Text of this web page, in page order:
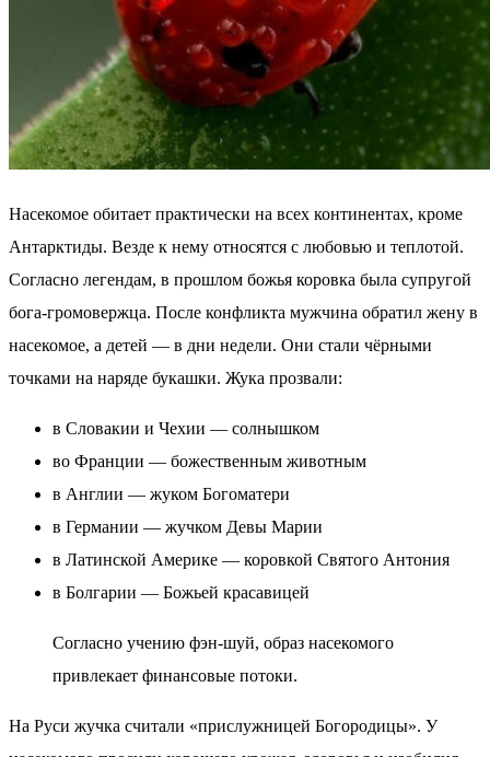
Насекомое обитает практически на всех континентах, кроме
Антарктиды. Везде к нему относятся с любовью и теплотой.
Согласно легендам, в прошлом божья коровка была супругой
бога-громовержца. После конфликта мужчина обратил жену в
насекомое, а детей — в дни недели. Они стали чёрными
точками на наряде букашки. Жука прозвали:
в Словакии и Чехии — солнышком
во Франции — божественным животным
в Англии — жуком Богоматери
в Германии — жучком Девы Марии
в Латинской Америке — коровкой Святого Антония
в Болгарии — Божьей красавицей
Согласно учению фэн-шуй, образ насекомого
привлекает финансовые потоки.
На Руси жучка считали «прислужницей Богородицы». У